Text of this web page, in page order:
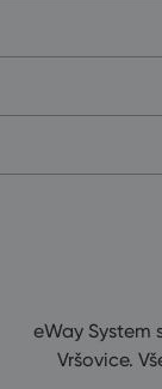
eWay System
Vršovice.